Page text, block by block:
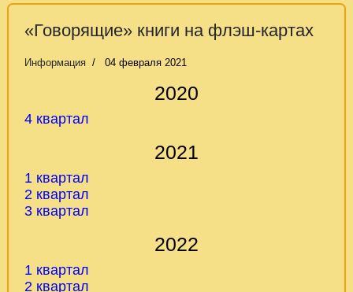
«Говорящие» книги на флэш-картах
Информация 04 февраля 2021
2020
4 квартал
2021
1 квартал
2 квартал
3 квартал
2022
1 квартал
2 квартал